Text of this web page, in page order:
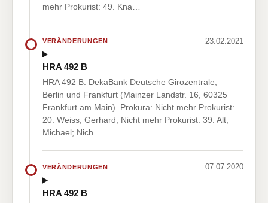
mehr Prokurist: 49. Kna…
VERÄNDERUNGEN 23.02.2021
HRA 492 B
HRA 492 B: DekaBank Deutsche Girozentrale,
Berlin und Frankfurt (Mainzer Landstr. 16, 60325
Frankfurt am Main). Prokura: Nicht mehr Prokurist:
20. Weiss, Gerhard; Nicht mehr Prokurist: 39. Alt,
Michael; Nich…
VERÄNDERUNGEN 07.07.2020
HRA 492 B